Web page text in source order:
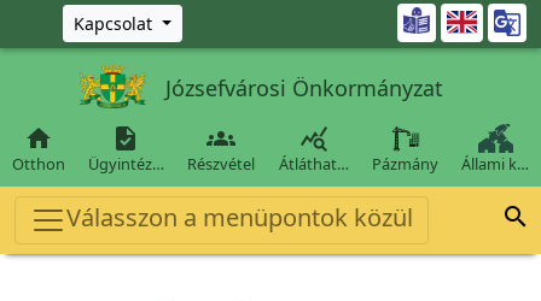
Ugrás a fő tartalomra
Kapcsolat 
Józsefvárosi Önkormányzat

Otthon

Ügyintéz…

Részvétel

Átláthat… Pázmány Állami k…
Válasszon a menüpontok közül 